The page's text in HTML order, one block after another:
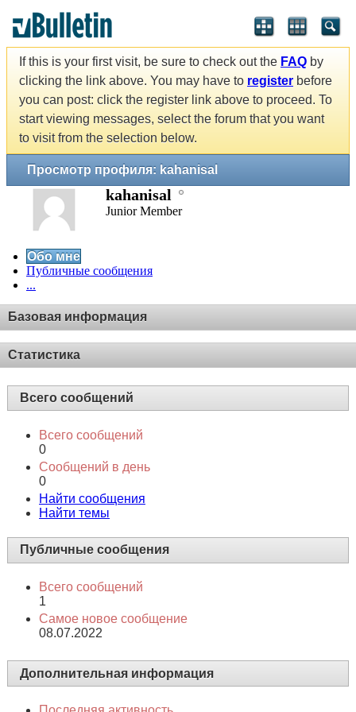
If this is your first visit, be sure to check out the FAQ by
clicking the link above. You may have to register before
you can post: click the register link above to proceed. To
start viewing messages, select the forum that you want
to visit from the selection below.
Просмотр профиля: kahanisal
kahanisal
Junior Member
Обо мне
Публичные сообщения
...
Базовая информация
Статистика
Всего сообщений
Всего сообщений
0
Сообщений в день
0
Найти сообщения
Найти темы
Публичные сообщения
Всего сообщений
1
Самое новое сообщение
08.07.2022
Дополнительная информация